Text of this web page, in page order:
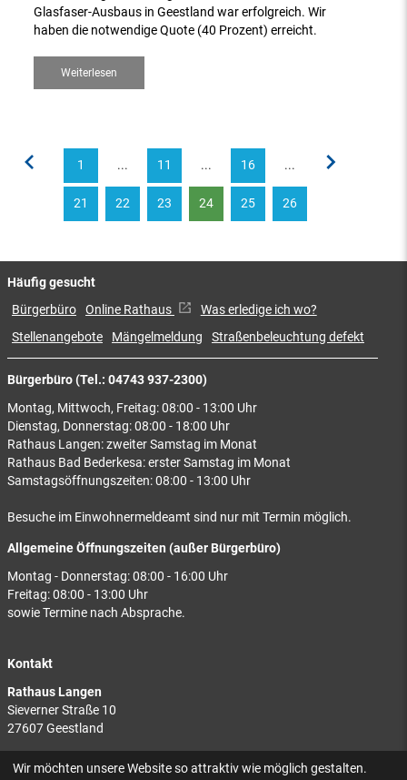
Glasfaser-Ausbaus in Geestland war erfolgreich. Wir
haben die notwendige Quote (40 Prozent) erreicht.
Weiterlesen
1 ... 11 ... 16 ...
21 22 23 24 25 26
Bürgerbüro (Tel.: 04743 937-2300)
Montag, Mittwoch, Freitag: 08:00 - 13:00 Uhr
Dienstag, Donnerstag: 08:00 - 18:00 Uhr
Rathaus Langen: zweiter Samstag im Monat
Rathaus Bad Bederkesa: erster Samstag im Monat
Samstagsöffnungszeiten: 08:00 - 13:00 Uhr
Besuche im Einwohnermeldeamt sind nur mit Termin möglich.
Allgemeine Öffnungszeiten (außer Bürgerbüro)
Montag - Donnerstag: 08:00 - 16:00 Uhr
Freitag: 08:00 - 13:00 Uhr
sowie Termine nach Absprache.
Kontakt
Rathaus Langen
Sieverner Straße 10
27607 Geestland
Rathaus Bad Bederkesa
Häufig gesucht
Bürgerbüro Online Rathaus
Was erledige ich wo?
Stellenangebote
Mängelmeldung Straßenbeleuchtung defekt
Wir möchten unsere Website so attraktiv wie möglich gestalten.